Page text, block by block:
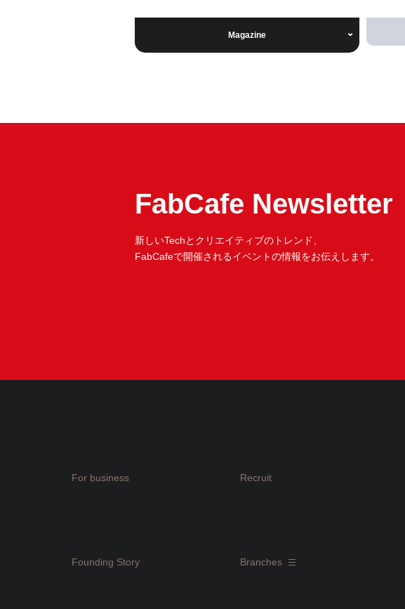
Magazine
FabCafe Newsletter
新しいTechとクリエイティブのトレンド、
FabCafeで開催されるイベントの情報をお伝えします。
For business Recruit
Founding Story Branches